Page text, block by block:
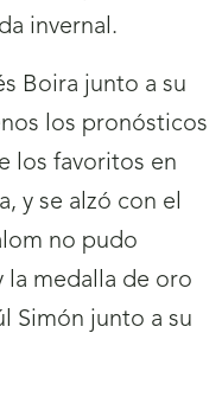
nueva
invernal.
Boira junto a su
los pronósticos
los favoritos en
y se alzó con el
no pudo
la medalla de oro
Simón junto a su